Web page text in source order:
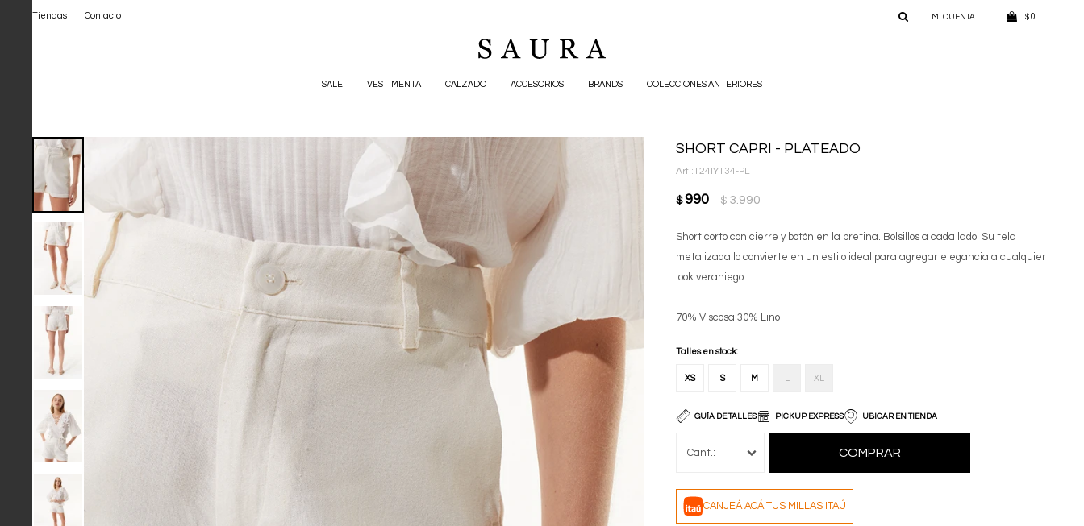
SALE VESTIMENTA CALZADO ACCESORIOS BRANDS COLECCIONES ANTERIORES
$ 0
Tiendas Contacto
SHORT CAPRI - PLATEADO
124IY134-PL
$ 990 $ 3.990
Short corto con cierre y botón en la pretina. Bolsillos a cada lado. Su tela
metalizada lo convierte en un estilo ideal para agregar elegancia a cualquier
look veraniego.
70% Viscosa 30% Lino
Talles en stock:
XS S M XL
GUÍA DE TALLES PICKUP EXPRESS UBICAR EN TIENDA
1 COMPRAR
CANJEÁ ACÁ TUS MILLAS ITAÚ